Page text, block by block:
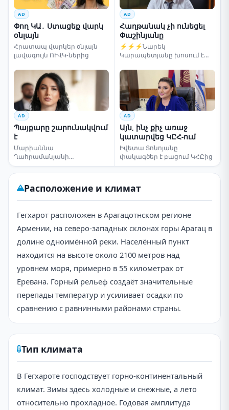
AD
Փող ԿԱ․ Ստացեք վարկ
օնլայն
Հրատապ վարկեր օնլայն
լավագույն ՈՒՎԿ-ներից
AD
Հաղթանակ չի ունեցել
Փաշինյանը
⚡⚡⚡Նարեկ
Կարապետյանը խոսում է
AD
Պայքարը շարունակվում
է
Մարիաննա
Ղահրամանյանի
սենսացիոն կոչը
AD
Այն, ինչ քիչ առաջ
կատարվեց ԿԸՀ-ում
Իվետա Տոնոյանը
փակագծեր է բացում ԿՀԸից
Расположение и климат
Гегхарот расположен в Арагацотнском регионе
Армении, на северо-западных склонах горы Арагац в
долине одноимённой реки. Населённый пункт
находится на высоте около 2100 метров над
уровнем моря, примерно в 55 километрах от
Еревана. Горный рельеф создаёт значительные
перепады температур и усиливает осадки по
сравнению с равнинными районами страны.
Тип климата
В Гегхароте господствует горно-континентальный
климат. Зимы здесь холодные и снежные, а лето
относительно прохладное. Годовая амплитуда